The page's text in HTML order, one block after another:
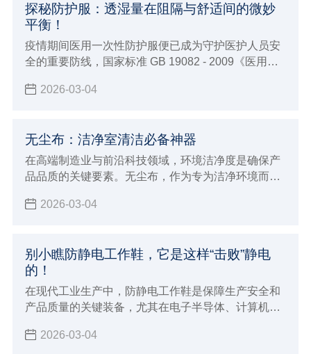
探秘防护服：透湿量在阻隔与舒适间的微妙
平衡！
疫情期间医用一次性防护服便已成为守护医护人员安
全的重要防线，国家标准 GB 19082 - 2009《医用一
2026-03-04
无尘布：洁净室清洁必备神器
在高端制造业与前沿科技领域，环境洁净度是确保产
品品质的关键要素。无尘布，作为专为洁净环境而生
2026-03-04
别小瞧防静电工作鞋，它是这样“击败”静电
的！
在现代工业生产中，防静电工作鞋是保障生产安全和
产品质量的关键装备，尤其在电子半导体、计算机、
2026-03-04